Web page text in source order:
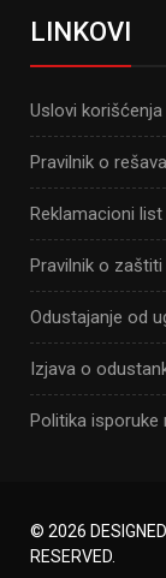
LINKOVI
Uslovi korišćenja
Pravilnik o
Reklamacioni list
Pravilnik o
Odustajanje od
Izjava o
Politika
© 2026
RESERVED.